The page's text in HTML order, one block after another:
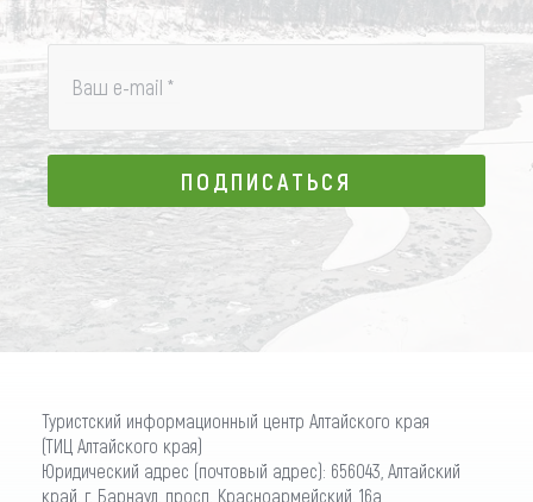
Ваш e-mail *
ПОДПИСАТЬСЯ
ПОДПИСАТЬСЯ
Туристский информационный центр Алтайского края
(ТИЦ Алтайского края)
Юридический адрес (почтовый адрес): 656043, Алтайский
край, г. Барнаул, просп. Красноармейский, 16а